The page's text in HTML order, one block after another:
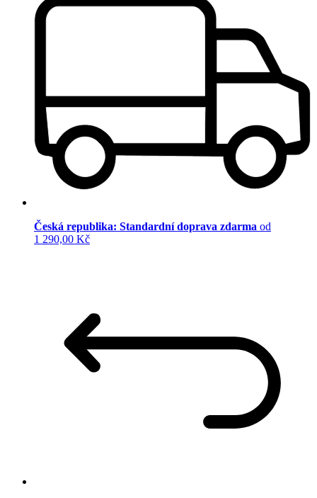
Česká republika: Standardní doprava zdarma od
1 290,00 Kč